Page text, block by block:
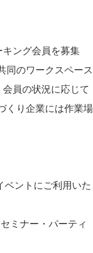
ング会員を募集
同のワークスペース
会員の状況に応じて
くり企業には作業場
ベントにご利用いた
ミナー・パーティ